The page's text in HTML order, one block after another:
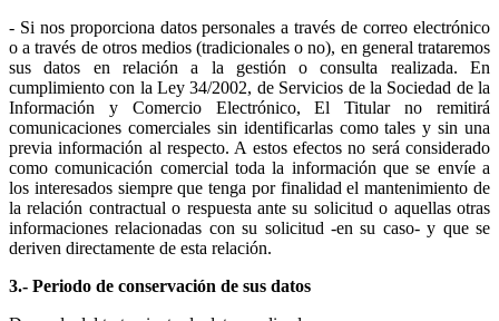
- Si nos proporciona datos personales a través de correo electrónico
o a través de otros medios (tradicionales o no), en general trataremos
sus datos en relación a la gestión o consulta realizada. En
cumplimiento con la Ley 34/2002, de Servicios de la Sociedad de la
Información y Comercio Electrónico, El Titular no remitirá
comunicaciones comerciales sin identificarlas como tales y sin una
previa información al respecto. A estos efectos no será considerado
como comunicación comercial toda la información que se envíe a
los interesados siempre que tenga por finalidad el mantenimiento de
la relación contractual o respuesta ante su solicitud o aquellas otras
informaciones relacionadas con su solicitud -en su caso- y que se
deriven directamente de esta relación.
3.- Periodo de conservación de sus datos